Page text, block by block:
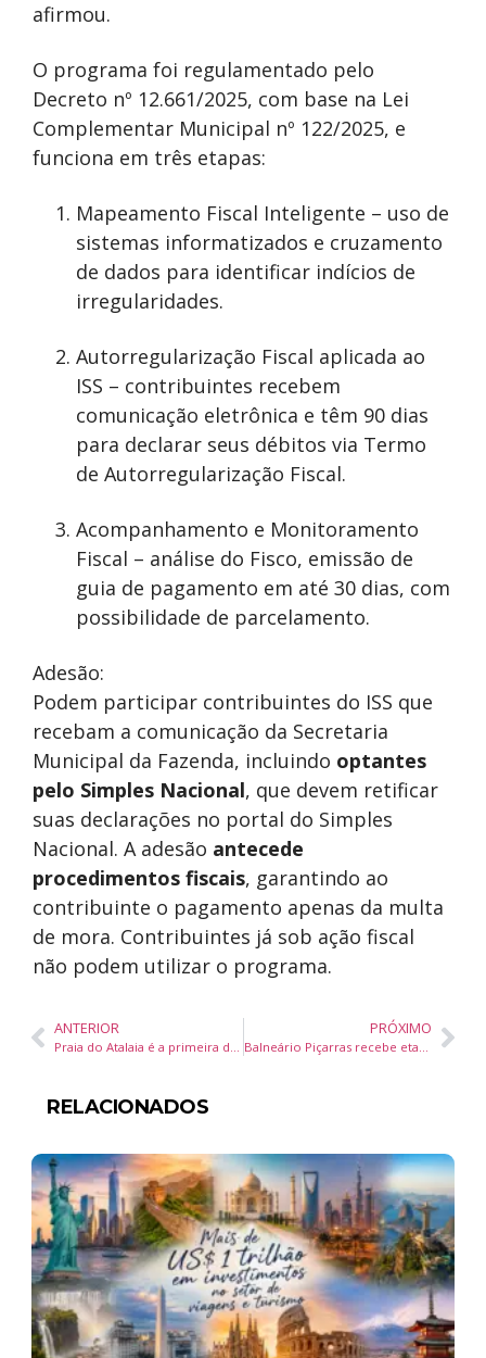
afirmou.
O programa foi regulamentado pelo
Decreto nº 12.661/2025, com base na Lei
Complementar Municipal nº 122/2025, e
funciona em três etapas:
Mapeamento Fiscal Inteligente – uso de
sistemas informatizados e cruzamento
de dados para identificar indícios de
irregularidades.
Autorregularização Fiscal aplicada ao
ISS – contribuintes recebem
comunicação eletrônica e têm 90 dias
para declarar seus débitos via Termo
de Autorregularização Fiscal.
Acompanhamento e Monitoramento
Fiscal – análise do Fisco, emissão de
guia de pagamento em até 30 dias, com
possibilidade de parcelamento.
Adesão:
Podem participar contribuintes do ISS que
recebam a comunicação da Secretaria
Municipal da Fazenda, incluindo optantes
pelo Simples Nacional, que devem retificar
suas declarações no portal do Simples
Nacional. A adesão antecede
procedimentos fiscais, garantindo ao
contribuinte o pagamento apenas da multa
de mora. Contribuintes já sob ação fiscal
não podem utilizar o programa.
ANTERIOR
Praia do Atalaia é a primeira de Itajaí a receber o selo internacional Bandeira Azul
PRÓXIMO
Balneário Piçarras recebe etapa do Circuito Catarinense de Vôlei de Praia e Liga de Vôlei de Quadra Sub-14 e Sub-15
RELACIONADOS